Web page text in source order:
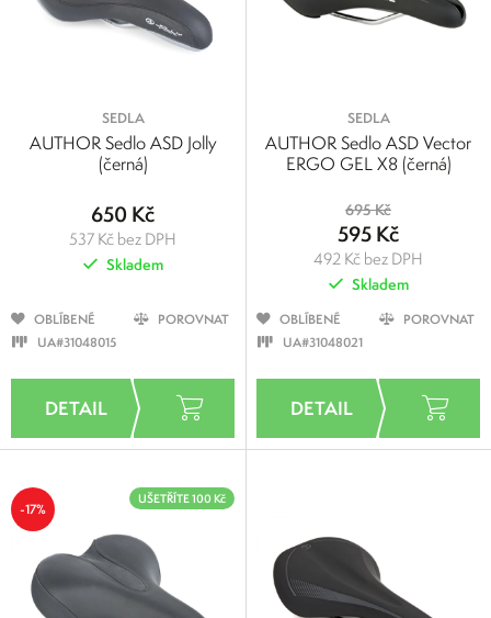
SEDLA
AUTHOR Sedlo ASD Jolly
(černá)
650 Kč
537 Kč bez DPH
Skladem
OBLÍBENÉ
POROVNAT
UA#31048015
SEDLA
AUTHOR Sedlo ASD Vector
ERGO GEL X8 (černá)
695 Kč
595 Kč
492 Kč bez DPH
Skladem
OBLÍBENÉ
POROVNAT
UA#31048021
-17%
UŠETŘÍTE 100 Kč